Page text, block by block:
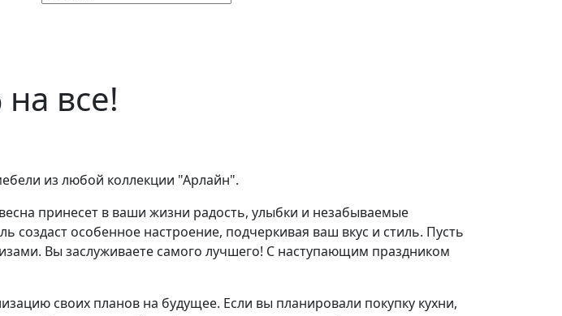
все!
из любой коллекции "Арлайн".
принесет в ваши жизни радость, улыбки и незабываемые
особенное настроение, подчеркивая ваш вкус и стиль. Пусть
Вы заслуживаете самого лучшего! С наступающим праздником
своих планов на будущее. Если вы планировали покупку кухни,